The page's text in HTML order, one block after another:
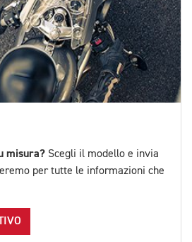
misura? Scegli il modello e invia
per tutte le informazioni che